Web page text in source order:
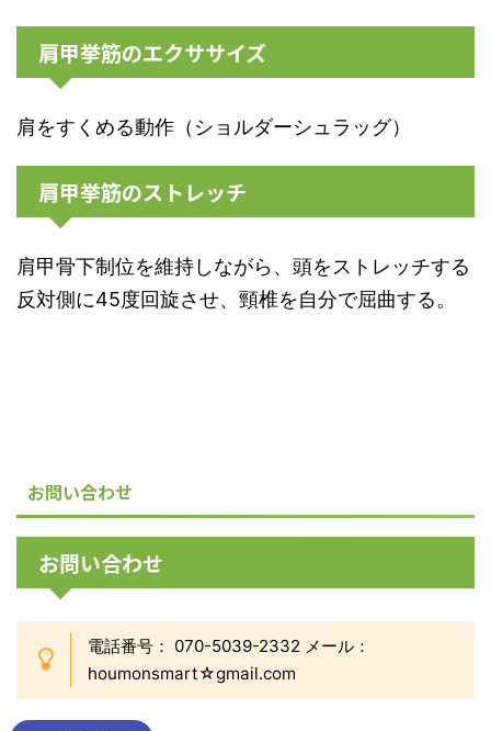
肩甲挙筋のエクササイズ
肩をすくめる動作（ショルダーシュラッグ）
肩甲挙筋のストレッチ
肩甲骨下制位を維持しながら、頭をストレッチする
反対側に45度回旋させ、頸椎を自分で屈曲する。
お問い合わせ
お問い合わせ
電話番号： 070-5039-2332 メール：
houmonsmart☆gmail.com